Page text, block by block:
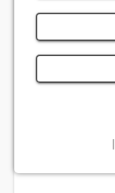
Bernd
Abenteuers
03.11.2025
Der Gründer